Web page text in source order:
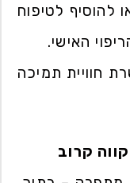
להוסיף לטיפוח
האישי.
חוויית תמיכה
קרוב